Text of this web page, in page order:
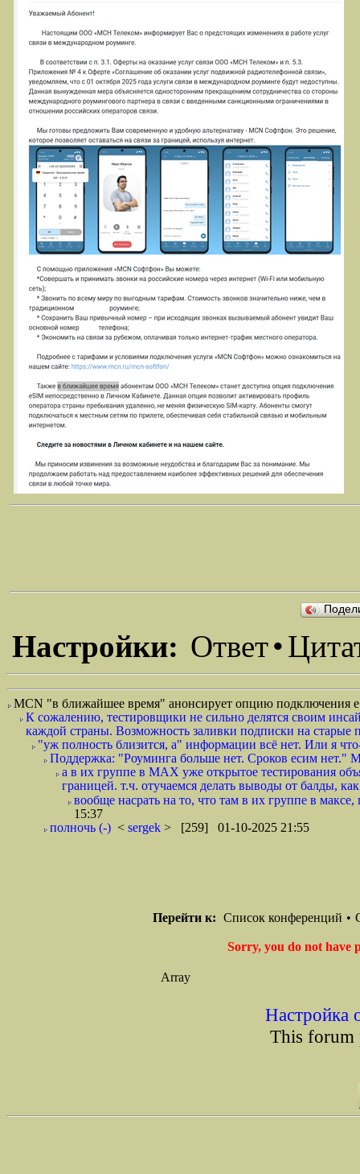
Настройки: Ответ•
MCN "в ближайшее время" анонсирует опцию подключения
К сожалению, тестировщики не сильно делятся своим
каждой страны. Возможность заливки подписки на старые
"уж полность близится, а" информации всё нет. Или я
Поддержка: "Роуминга больше нет. Сроков есим нет."
а в их группе в MAX уже открытое тестирования
границей. т.ч. отучаемся делать выводы от балды,
вообще насрать на то, что там в их группе в
15:37
полночь (-) < sergek > [259] 01-10-2025 21:55
Перейти к: Список конференций •
Sorry, you do not have
Array
Настройка
This